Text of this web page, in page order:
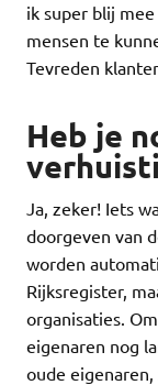
ik super blij
mensen te
Tevreden
Heb je
Ja, zeker! Iets
doorgeven van
worden
Rijksregister,
organisaties.
eigenaren nog
oude